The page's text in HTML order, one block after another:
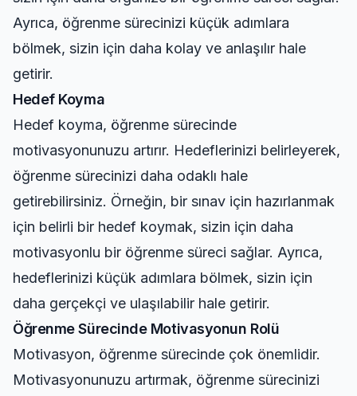
Ayrıca, öğrenme sürecinizi küçük adımlara
bölmek, sizin için daha kolay ve anlaşılır hale
getirir.
Hedef Koyma
Hedef koyma, öğrenme sürecinde
motivasyonunuzu artırır. Hedeflerinizi belirleyerek,
öğrenme sürecinizi daha odaklı hale
getirebilirsiniz. Örneğin, bir sınav için hazırlanmak
için belirli bir hedef koymak, sizin için daha
motivasyonlu bir öğrenme süreci sağlar. Ayrıca,
hedeflerinizi küçük adımlara bölmek, sizin için
daha gerçekçi ve ulaşılabilir hale getirir.
Öğrenme Sürecinde Motivasyonun Rolü
Motivasyon, öğrenme sürecinde çok önemlidir.
Motivasyonunuzu artırmak, öğrenme sürecinizi